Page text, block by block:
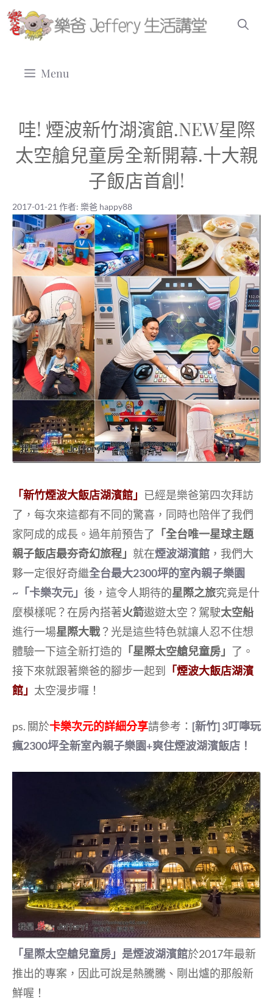
跳
至
Menu
哇! 煙波新竹湖濱館.NEW星際
太空艙兒童房全新開幕.十大親
子飯店首創!
2017-01-21 | 樂爸 happy88
2017-01-21 作者: 樂爸 happy88
「新竹煙波大飯店湖濱館」 已經是樂爸第四次拜訪
了，每次來這都有不同的驚喜，同時也陪伴了我們
家阿成的成長。過年前預告了 「全台唯一星球主題
親子飯店最夯奇幻旅程」 就在煙波湖濱館 ，我們大
夥一定很好奇繼全台最大2300坪的室內親子樂園
~「卡樂次元」 後，這令人期待的星際之旅究竟是什
麼模樣呢？在房內搭著火箭遨遊太空？駕駛太空船
進行一場星際大戰？光是這些特色就讓人忍不住想
體驗一下這全新打造的 「星際太空艙兒童房」 了。
接下來就跟著樂爸的腳步一起到
「煙波大飯店湖濱
館」 太空漫步囉！
ps. 關於卡樂次元的詳細分享請參考： [新竹] 3叮嚀玩
瘋2300坪全新室內親子樂園+爽住煙波湖濱飯店！
「星際太空艙兒童房」 是煙波湖濱館於2017年最新
推出的專案，因此可說是熱騰騰、剛出爐的那般新
鮮喔！